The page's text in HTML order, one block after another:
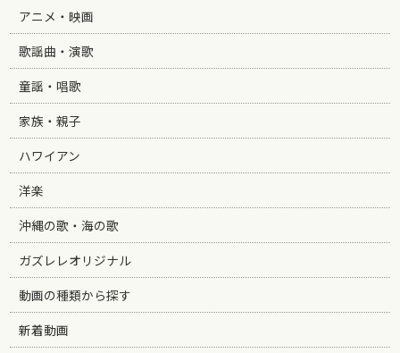
アニメ・映画
歌謡曲・演歌
童謡・唱歌
家族・親子
ハワイアン
洋楽
沖縄の歌・海の歌
ガズレレオリジナル
動画の種類から探す
新着動画